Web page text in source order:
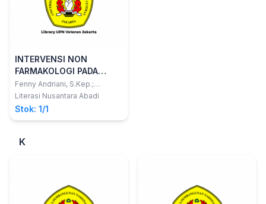
INTERVENSI NON
FARMAKOLOGI PADA
ASUHAN KEPERAWATAN
IBU HAMIL DENGAN
PREEKLAMPSIA
Fenny Andriani, S.Kep.;
Desmawati; Spesialis
Literasi Nusantara Abadi
Stok: 1/1
K